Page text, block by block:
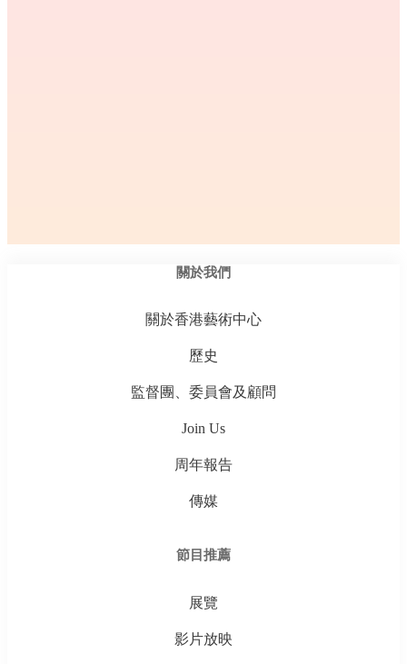
關於我們
關於香港藝術中心
歷史
監督團、委員會及顧問
Join Us
周年報告
傳媒
節目推薦
展覽
影片放映